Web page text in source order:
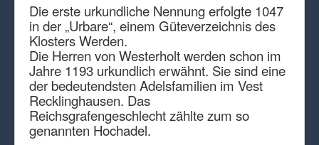
Die erste urkundliche Nennung erfolgte 1047
in der „Urbare“, einem Güteverzeichnis des
Klosters Werden.
Die Herren von Westerholt werden schon im
Jahre 1193 urkundlich erwähnt. Sie sind eine
der bedeutendsten Adelsfamilien im Vest
Recklinghausen. Das
Reichsgrafengeschlecht zählte zum so
genannten Hochadel.